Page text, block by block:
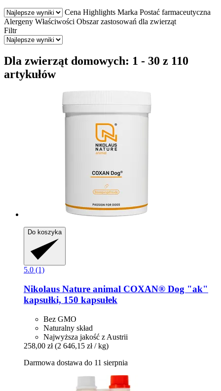
Cena Highlights Marka Postać farmaceutyczna
Alergeny Właściwości Obszar zastosowań dla zwierząt
Filtr
Dla zwierząt domowych: 1 - 30 z 110
artykułów
Do koszyka
5.0 (1)
Nikolaus Nature animal COXAN® Dog "ak"
kapsułki, 150 kapsułek
Bez GMO
Naturalny skład
Najwyższa jakość z Austrii
258,00 zł (2 646,15 zł / kg)
Darmowa dostawa do 11 sierpnia